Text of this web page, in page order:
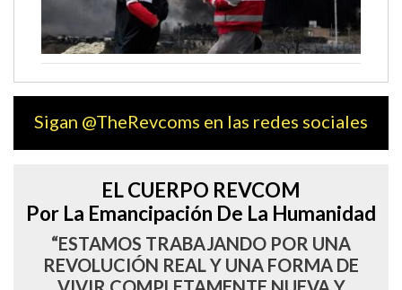
Sigan @TheRevcoms en las redes sociales
EL CUERPO REVCOM
Por La Emancipación De La Humanidad
“ESTAMOS TRABAJANDO POR UNA
REVOLUCIÓN REAL Y UNA FORMA DE